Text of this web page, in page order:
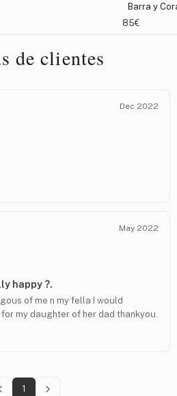
Barra y Corazón
de clientes
Dec 2022
May 2022
happy ?.
of me n my fella I would
my daughter of her dad thankyou.
1